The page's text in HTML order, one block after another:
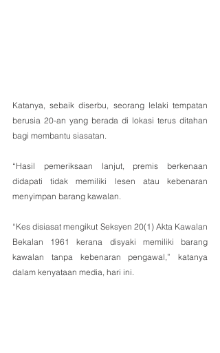
Katanya, sebaik diserbu, seorang lelaki tempatan
berusia 20-an yang berada di lokasi terus ditahan
bagi membantu siasatan.
“Hasil pemeriksaan lanjut, premis berkenaan
didapati tidak memiliki lesen atau kebenaran
menyimpan barang kawalan.
“Kes disiasat mengikut Seksyen 20(1) Akta Kawalan
Bekalan 1961 kerana disyaki memiliki barang
kawalan tanpa kebenaran pengawal,” katanya
dalam kenyataan media, hari ini.